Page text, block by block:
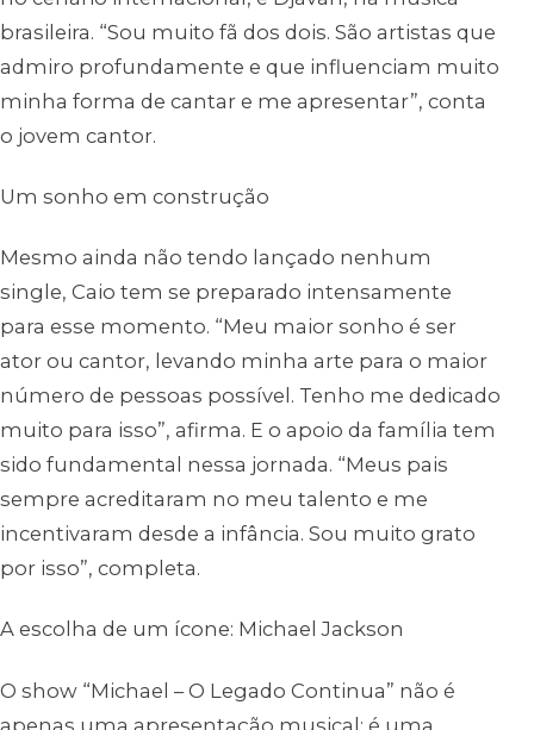
brasileira. “Sou muito fã dos dois. São artistas que
admiro profundamente e que influenciam muito
minha forma de cantar e me apresentar”, conta
o jovem cantor.
Um sonho em construção
Mesmo ainda não tendo lançado nenhum
single, Caio tem se preparado intensamente
para esse momento. “Meu maior sonho é ser
ator ou cantor, levando minha arte para o maior
número de pessoas possível. Tenho me dedicado
muito para isso”, afirma. E o apoio da família tem
sido fundamental nessa jornada. “Meus pais
sempre acreditaram no meu talento e me
incentivaram desde a infância. Sou muito grato
por isso”, completa.
A escolha de um ícone: Michael Jackson
O show “Michael – O Legado Continua” não é
apenas uma apresentação musical; é uma